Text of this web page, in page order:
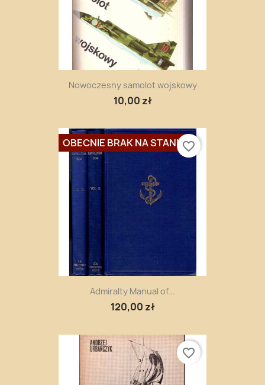
Nowoczesny samolot wojskowy
10,00 zł
Admiralty Manual of...
120,00 zł
OBECNIE BRAK NA STANIEfavorite_border
favorite_border